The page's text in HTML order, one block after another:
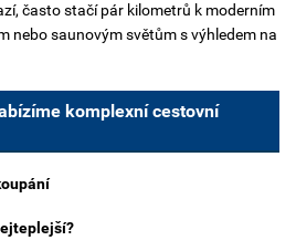
často stačí pár kilometrů k moderním
nebo saunovým světům s výhledem na
komplexní cestovní